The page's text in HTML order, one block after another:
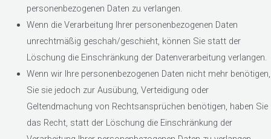
personenbezogenen Daten zu verlangen.
Wenn die Verarbeitung Ihrer personenbezogenen Daten
unrechtmäßig geschah/geschieht, können Sie statt der
Löschung die Einschränkung der Datenverarbeitung verlangen.
Wenn wir Ihre personenbezogenen Daten nicht mehr benötigen,
Sie sie jedoch zur Ausübung, Verteidigung oder
Geltendmachung von Rechtsansprüchen benötigen, haben Sie
das Recht, statt der Löschung die Einschränkung der